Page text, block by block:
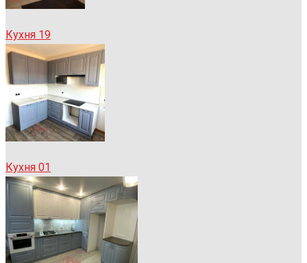
Кухня 19
Кухня 01